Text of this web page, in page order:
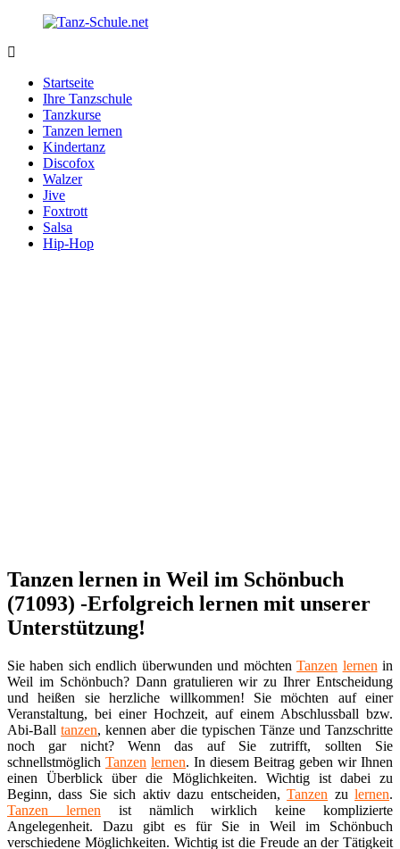
Zurück
Inhalt
Schule.net
Tanzschule
Internet
Startseite
Ihre Tanzschule
Tanzkurse
Tanzen lernen
Kindertanz
Discofox
Walzer
Jive
Foxtrott
Salsa
Hip-Hop
Tanzen lernen in Weil im Schönbuch
(71093) -Erfolgreich lernen mit unserer
Unterstützung!
Sie haben sich endlich überwunden und möchtenTanzen lernen in
Weil im Schönbuch? Dann gratulieren wir zu Ihrer Entscheidung
und heißen sie herzliche willkommen! Sie möchten auf einer
Veranstaltung, bei einer Hochzeit, auf einem Abschlussball bzw.
Abi-Balltanzen, kennen aber die typischen Tänze und Tanzschritte
noch gar nicht? Wenn das auf Sie zutrifft, sollten Sie
schnellstmöglich Tanzen lernen. In diesem Beitrag geben wir Ihnen
einen Überblick über die Möglichkeiten. Wichtig ist dabei zu
Beginn, dass Sie sich aktiv dazu entscheiden,Tanzen zulernen.
Tanzen lernen ist nämlich wirklich keine komplizierte
Angelegenheit. Dazu gibt es für Sie in Weil im Schönbuch
verschiedene Möglichkeiten. Wichtig ist die Freude an der Tätigkeit